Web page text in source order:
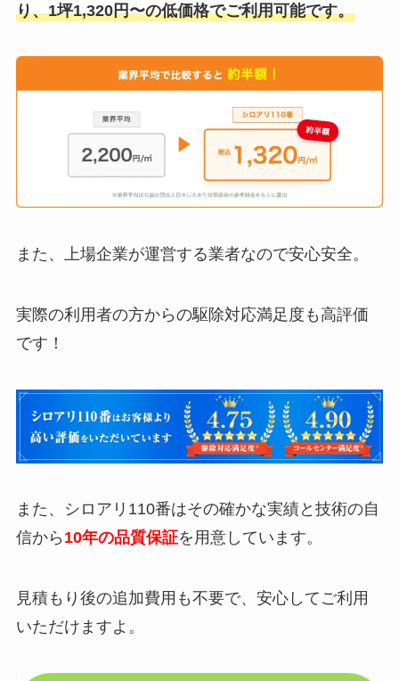
り、1坪1,320円〜の低価格でご利用可能です。
また、上場企業が運営する業者なので安心安全。
実際の利用者の方からの駆除対応満足度も高評価
です！
また、シロアリ110番はその確かな実績と技術の自
信から 10年の品質保証を用意しています。
見積もり後の追加費用も不要で、安心してご利用
いただけますよ。